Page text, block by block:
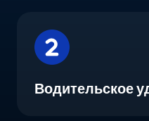
Водительское